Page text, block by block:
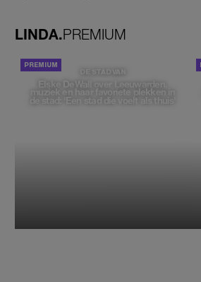
LINDA.PREMIUM
DE STAD VAN
Elske DeWall over Leeuwarden,
muziek en haar favoriete plekken in
de stad: 'Een stad die voelt als thuis'